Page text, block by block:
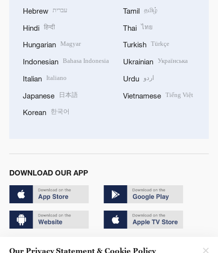
Hebrew עברית
Hindi हिन्दी
Hungarian Magyar
Indonesian Bahasa Indonesia
Italian Italiano
Japanese 日本語
Korean 한국어
Tamil தமிழ்
Thai ไทย
Turkish Türkçe
Ukrainian Українська
Urdu اردو
Vietnamese Tiếng Việt
DOWNLOAD OUR APP
Our Privacy Statement & Cookie Policy